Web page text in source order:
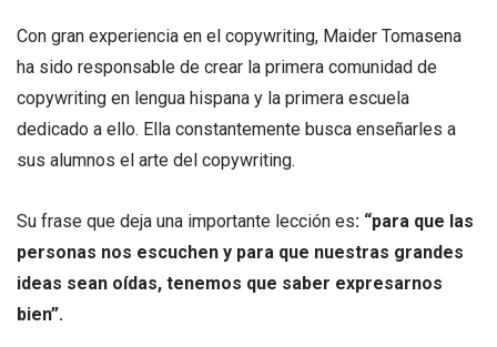
Con gran experiencia en el copywriting, Maider Tomasena
ha sido responsable de crear la primera comunidad de
copywriting en lengua hispana y la primera escuela
dedicado a ello. Ella constantemente busca enseñarles a
sus alumnos el arte del copywriting.
Su frase que deja una importante lección es: “para que las
personas nos escuchen y para que nuestras grandes
ideas sean oídas, tenemos que saber expresarnos
bien”.